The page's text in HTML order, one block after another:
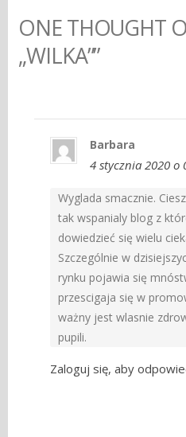
ONE THOUGHT
„WILKA””
Barbara
4 stycznia 2020 o
Wyglada smacznie.
tak wspanialy blog z
dowiedzieć się wielu
Szczególnie w
rynku pojawia się
przescigaja się w
ważny jest wlasnie
pupili.
Zaloguj się, aby